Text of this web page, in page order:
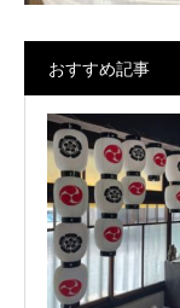
おすすめ記事